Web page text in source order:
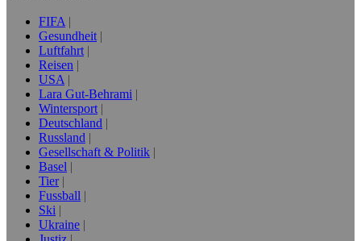
FIFA
Gesundheit
Luftfahrt
Reisen
USA
Lara Gut-Behrami
Wintersport
Deutschland
Russland
Gesellschaft & Politik
Basel
Tier
Fussball
Ski
Ukraine